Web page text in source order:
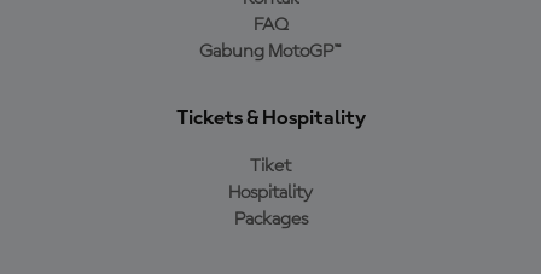
FAQ
Gabung MotoGP™
Tickets & Hospitality
Tiket
Hospitality
Packages